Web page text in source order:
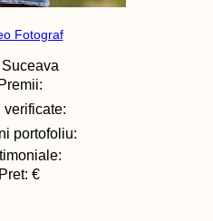
Fotograf
Suceava
verificate:
portofoliu:
€